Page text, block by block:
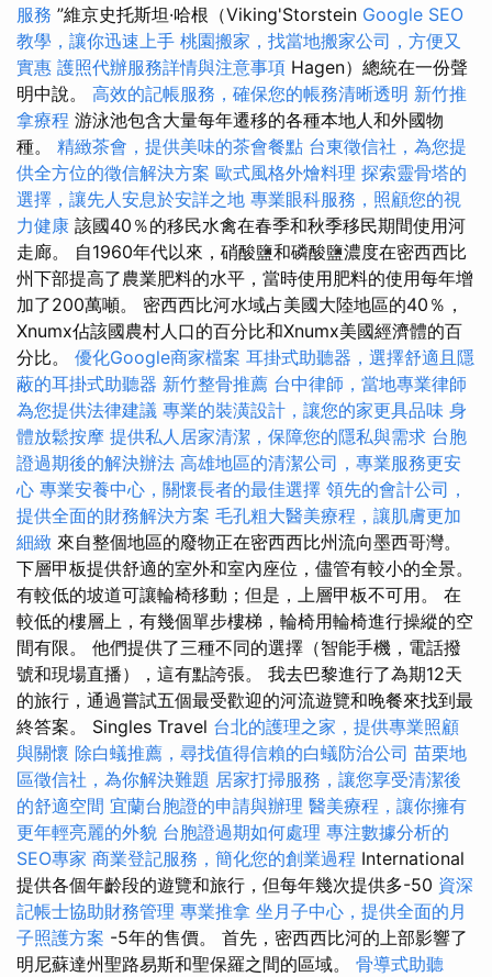
服務 ”維京史托斯坦·哈根（Viking'Storstein Google SEO
教學，讓你迅速上手 桃園搬家，找當地搬家公司，方便又
實惠 護照代辦服務詳情與注意事項 Hagen）總統在一份聲
明中說。 高效的記帳服務，確保您的帳務清晰透明 新竹推
拿療程 游泳池包含大量每年遷移的各種本地人和外國物
種。 精緻茶會，提供美味的茶會餐點 台東徵信社，為您提
供全方位的徵信解決方案 歐式風格外燴料理 探索靈骨塔的
選擇，讓先人安息於安詳之地 專業眼科服務，照顧您的視
力健康 該國40％的移民水禽在春季和秋季移民期間使用河
走廊。 自1960年代以來，硝酸鹽和磷酸鹽濃度在密西西比
州下部提高了農業肥料的水平，當時使用肥料的使用每年增
加了200萬噸。 密西西比河水域占美國大陸地區的40％，
Xnumx佔該國農村人口的百分比和Xnumx美國經濟體的百
分比。 優化Google商家檔案 耳掛式助聽器，選擇舒適且隱
蔽的耳掛式助聽器 新竹整骨推薦 台中律師，當地專業律師
為您提供法律建議 專業的裝潢設計，讓您的家更具品味 身
體放鬆按摩 提供私人居家清潔，保障您的隱私與需求 台胞
證過期後的解決辦法 高雄地區的清潔公司，專業服務更安
心 專業安養中心，關懷長者的最佳選擇 領先的會計公司，
提供全面的財務解決方案 毛孔粗大醫美療程，讓肌膚更加
細緻 來自整個地區的廢物正在密西西比州流向墨西哥灣。
下層甲板提供舒適的室外和室內座位，儘管有較小的全景。
有較低的坡道可讓輪椅移動；但是，上層甲板不可用。 在
較低的樓層上，有幾個單步樓梯，輪椅用輪椅進行操縱的空
間有限。 他們提供了三種不同的選擇（智能手機，電話撥
號和現場直播），這有點誇張。 我去巴黎進行了為期12天
的旅行，通過嘗試五個最受歡迎的河流遊覽和晚餐來找到最
終答案。 Singles Travel 台北的護理之家，提供專業照顧
與關懷 除白蟻推薦，尋找值得信賴的白蟻防治公司 苗栗地
區徵信社，為你解決難題 居家打掃服務，讓您享受清潔後
的舒適空間 宜蘭台胞證的申請與辦理 醫美療程，讓你擁有
更年輕亮麗的外貌 台胞證過期如何處理 專注數據分析的
SEO專家 商業登記服務，簡化您的創業過程 International
提供各個年齡段的遊覽和旅行，但每年幾次提供多-50 資深
記帳士協助財務管理 專業推拿 坐月子中心，提供全面的月
子照護方案 -5年的售價。 首先，密西西比河的上部影響了
明尼蘇達州聖路易斯和聖保羅之間的區域。 骨導式助聽